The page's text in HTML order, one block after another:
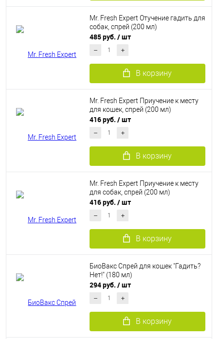
Mr. Fresh Expert Отучение гадить для
собак, спрей (200 мл)
485 руб. / шт
В корзину
Mr. Fresh Expert Приучение к месту
для кошек, спрей (200 мл)
416 руб. / шт
В корзину
Mr. Fresh Expert Приучение к месту
для собак, спрей (200 мл)
416 руб. / шт
В корзину
БиоВакс Спрей для кошек "Гадить?
Нет!" (180 мл)
294 руб. / шт
В корзину